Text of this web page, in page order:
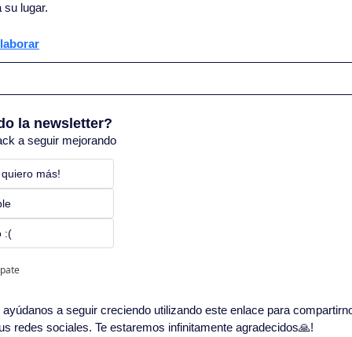
su lugar.
la newsletter?
a seguir mejorando
más!
:(
a seguir creciendo utilizando este enlace para
redes sociales. Te estaremos infinitamente agradecidos🙏!